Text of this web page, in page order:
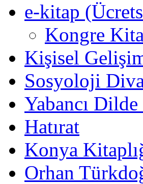
e-kitap
Kongre
Kişisel
Sosyoloji
Yabancı
Hatırat
Konya
Orhan